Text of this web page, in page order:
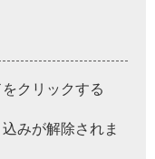
クリックする
みが解除されま